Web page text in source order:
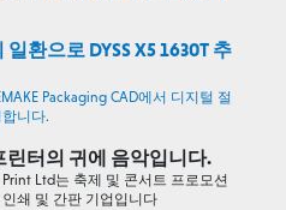
환으로 DYSS X5 1630T 추
Packaging CAD에서 디지털 절
니다.
린터의 귀에 음악입니다.
Ltd는 축제 및 콘서트 프로모션
쇄 및 간판 기업입니다